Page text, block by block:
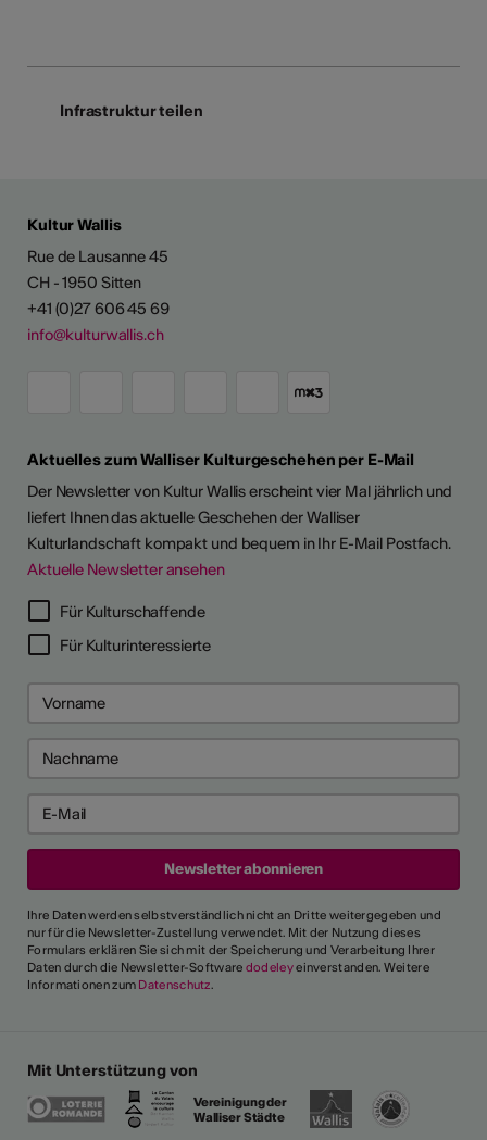
Infrastruktur teilen
Kultur Wallis
Rue de Lausanne 45
CH - 1950 Sitten
+41 (0)27 606 45 69
info@kulturwallis.ch
Aktuelles zum Walliser Kulturgeschehen per E-Mail
Der Newsletter von Kultur Wallis erscheint vier Mal jährlich und
liefert Ihnen das aktuelle Geschehen der Walliser
Kulturlandschaft kompakt und bequem in Ihr E-Mail Postfach.
Aktuelle Newsletter ansehen
Für Kulturschaffende
Für Kulturinteressierte
Ihre Daten werden selbstverständlich nicht an Dritte weitergegeben und
nur für die Newsletter-Zustellung verwendet. Mit der Nutzung dieses
Formulars erklären Sie sich mit der Speicherung und Verarbeitung Ihrer
Daten durch die Newsletter-Software dodeleyeinverstanden. Weitere
Informationen zum Datenschutz.
Mit Unterstützung von
Vereinigung der
Walliser Städte